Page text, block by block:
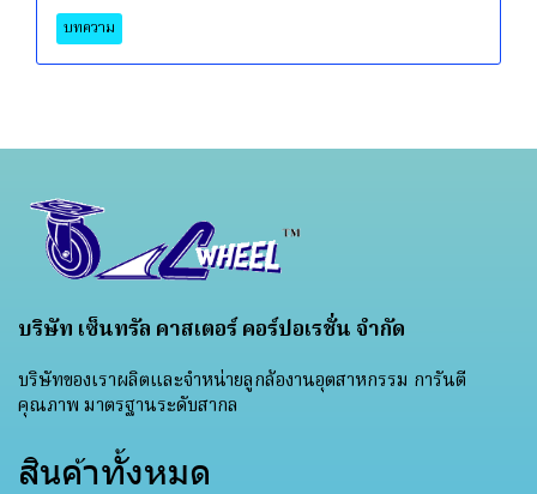
บทความ
บริษัท เซ็นทรัล คาสเตอร์ คอร์ปอเรชั่น จำกัด
บริษัทของเราผลิตและจำหน่ายลูกล้องานอุตสาหกรรม การันตี
คุณภาพ มาตรฐานระดับสากล
สินค้าทั้งหมด